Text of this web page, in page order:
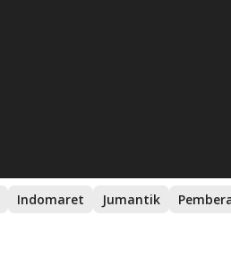
Indomaret Jumantik